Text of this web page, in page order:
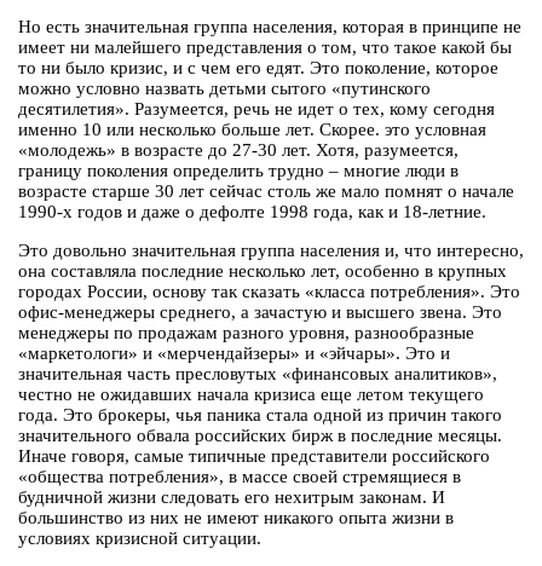
Но есть значительная группа населения, которая в принципе не
имеет ни малейшего представления о том, что такое какой бы
то ни было кризис, и с чем его едят. Это поколение, которое
можно условно назвать детьми сытого «путинского
десятилетия». Разумеется, речь не идет о тех, кому сегодня
именно 10 или несколько больше лет. Скорее. это условная
«молодежь» в возрасте до 27-30 лет. Хотя, разумеется,
границу поколения определить трудно – многие люди в
возрасте старше 30 лет сейчас столь же мало помнят о начале
1990-х годов и даже о дефолте 1998 года, как и 18-летние.
Это довольно значительная группа населения и, что интересно,
она составляла последние несколько лет, особенно в крупных
городах России, основу так сказать «класса потребления». Это
офис-менеджеры среднего, а зачастую и высшего звена. Это
менеджеры по продажам разного уровня, разнообразные
«маркетологи» и «мерчендайзеры» и «эйчары». Это и
значительная часть пресловутых «финансовых аналитиков»,
честно не ожидавших начала кризиса еще летом текущего
года. Это брокеры, чья паника стала одной из причин такого
значительного обвала российских бирж в последние месяцы.
Иначе говоря, самые типичные представители российского
«общества потребления», в массе своей стремящиеся в
будничной жизни следовать его нехитрым законам. И
большинство из них не имеют никакого опыта жизни в
условиях кризисной ситуации.